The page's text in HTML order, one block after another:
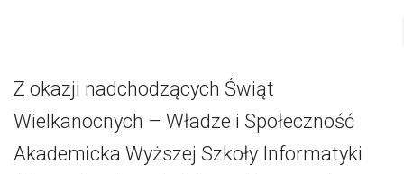
Z okazji nadchodzących Świąt
Wielkanocnych – Władze i Społeczność
Akademicka Wyższej Szkoły Informatyki